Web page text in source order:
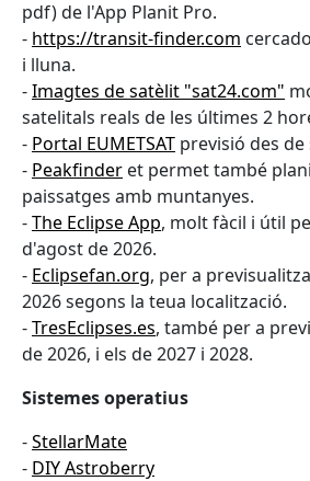
pdf) de l'App Planit Pro.
- https://transit-finder.com
i lluna.
-Imagtes de satèlit "sat24.com"
satelitals reals de les últimes 2
- Portal EUMETSAT previsió des de
- Peakfinder et permet també
paissatges amb muntanyes.
-The Eclipse App, molt fàcil i útil
d'agost de 2026.
- Eclipsefan.org, per a
2026 segons la teua localització.
-TresEclipses.es, també per a
de 2026, i els de 2027 i 2028.
Sistemes operatius
-StellarMate
- DIY Astroberry